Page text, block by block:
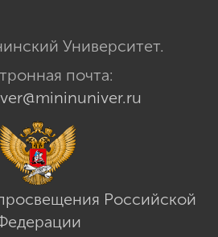
Университет.
почта:
Российской